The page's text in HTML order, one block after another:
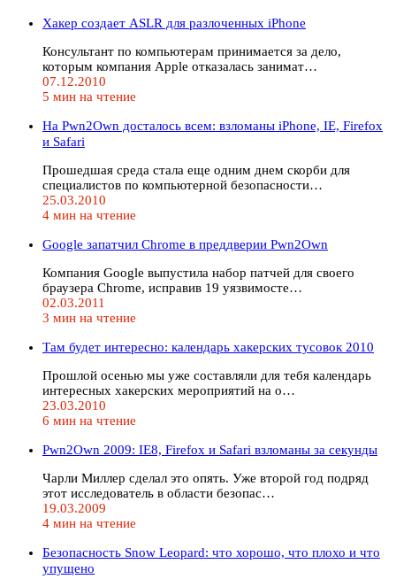
Хакер создает ASLR для разлоченных iPhone
Консультант по компьютерам принимается за дело,
которым компания Apple отказалась занимат…
07.12.2010
5 мин на чтение
На Pwn2Own досталось всем: взломаны iPhone, IE, Firefox
и Safari
Прошедшая среда стала еще одним днем скорби для
специалистов по компьютерной безопасности…
25.03.2010
4 мин на чтение
Google запатчил Chrome в преддверии Pwn2Own
Компания Google выпустила набор патчей для своего
браузера Chrome, исправив 19 уязвимосте…
02.03.2011
3 мин на чтение
Там будет интересно: календарь хакерских тусовок 2010
Прошлой осенью мы уже составляли для тебя календарь
интересных хакерских мероприятий на о…
23.03.2010
6 мин на чтение
Pwn2Own 2009: IE8, Firefox и Safari взломаны за секунды
Чарли Миллер сделал это опять. Уже второй год подряд
этот исследователь в области безопас…
19.03.2009
4 мин на чтение
Безопасность Snow Leopard: что хорошо, что плохо и что
упущено